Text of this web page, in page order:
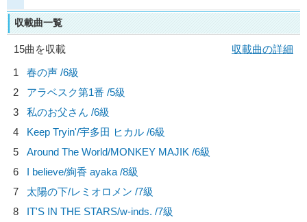
収載曲一覧
15曲を収載
収載曲の詳細
1
春の声 /6級
2
アラベスク第1番 /5級
3
私のお父さん /6級
4
Keep Tryin'/宇多田 ヒカル /6級
5
Around The World/MONKEY MAJIK /6級
6
I believe/絢香 ayaka /8級
7
太陽の下/レミオロメン /7級
8
IT'S IN THE STARS/w-inds. /7級